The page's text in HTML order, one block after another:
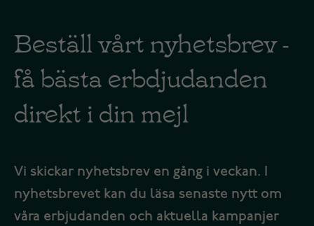
Beställ vårt nyhetsbrev -
få bästa erbdjudanden
direkt i din mejl
Vi skickar nyhetsbrev en gång i veckan. I
nyhetsbrevet kan du läsa senaste nytt om
våra erbjudanden och aktuella kampanjer